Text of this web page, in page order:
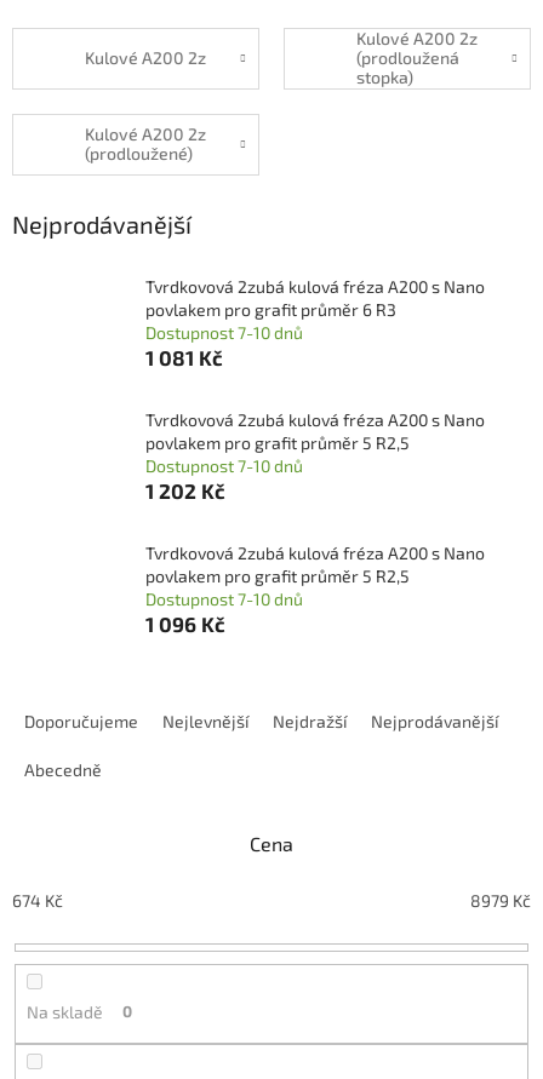
Kulové A200 2z
Kulové A200 2z
(prodloužená
stopka)
Kulové A200 2z
(prodloužené)
Nejprodávanější
Tvrdkovová 2zubá kulová fréza A200 s Nano
povlakem pro grafit průměr 6 R3
Dostupnost 7-10 dnů
1 081 Kč
Tvrdkovová 2zubá kulová fréza A200 s Nano
povlakem pro grafit průměr 5 R2,5
Dostupnost 7-10 dnů
1 202 Kč
Tvrdkovová 2zubá kulová fréza A200 s Nano
povlakem pro grafit průměr 5 R2,5
Dostupnost 7-10 dnů
1 096 Kč
o
u
ů
Doporučujeme Nejlevnější Nejdražší Nejprodávanější
Abecedně
Cena
674 Kč 8979 Kč
Na skladě 0